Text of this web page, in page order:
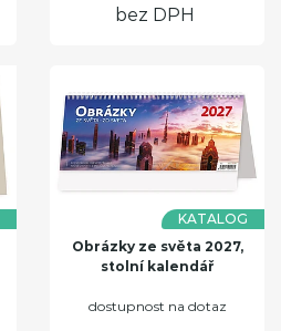
bez DPH
KATALOG
Obrázky ze světa 2027,
stolní kalendář
dostupnost na dotaz